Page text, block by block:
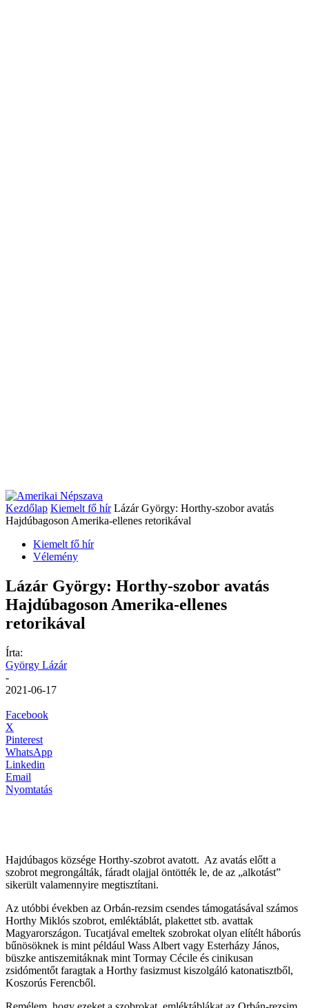
Kezdőlap Kiemelt fő hír Lázár György: Horthy-szobor avatás
Hajdúbagoson Amerika-ellenes retorikával
Kiemelt fő hír
Vélemény
Lázár György: Horthy-szobor avatás
Hajdúbagoson Amerika-ellenes
retorikával
Írta:
György Lázár
-
2021-06-17
Facebook
X
Pinterest
WhatsApp
Linkedin
Email
Nyomtatás
Hajdúbagos községe Horthy-szobrot avatott. Az avatás előtt a
szobrot megrongálták, fáradt olajjal öntötték le, de az „alkotást”
sikerült valamennyire megtisztítani.
Az utóbbi években az Orbán-rezsim csendes támogatásával számos
Horthy Miklós szobrot, emléktáblát, plakettet stb. avattak
Magyarországon. Tucatjával emeltek szobrokat olyan elítélt háborús
bűnösöknek is mint például Wass Albert vagy Esterházy János,
büszke antiszemitáknak mint Tormay Cécile és cinikusan
zsidómentőt faragtak a Horthy fasizmust kiszolgáló katonatisztből,
Koszorús Ferencből.